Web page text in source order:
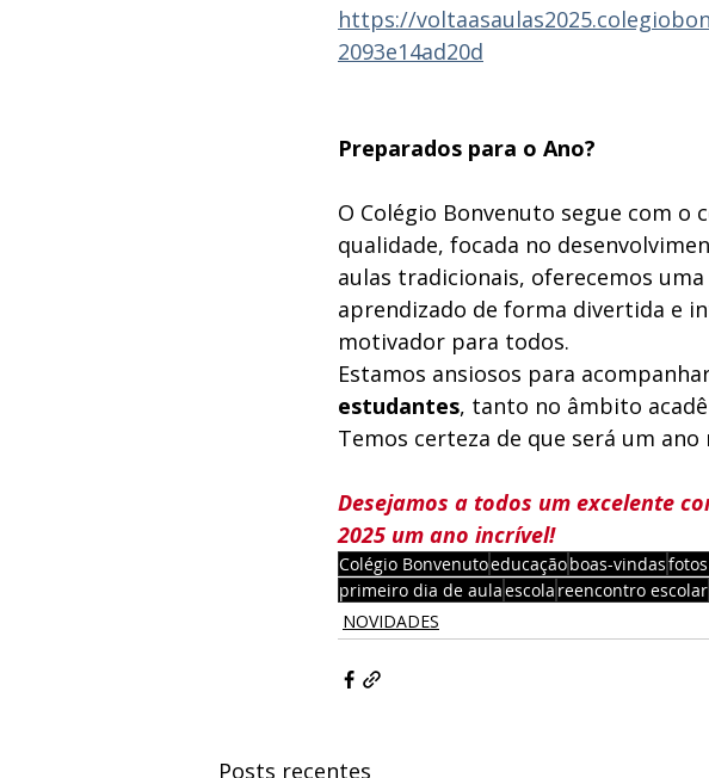
https://
2093e14ad20d
Preparados para o Ano?
O Colégio Bonvenuto segue com o
qualidade, focada no
aulas tradicionais, oferecemos
aprendizado de forma divertida e
motivador para todos.
Estamos ansiosos para
estudantes, tanto no âmbito
Temos certeza de que será um
Desejamos a todos um excelente
2025 um ano incrível!
Colégio Bonvenutoeducaçãoboas-vindas
primeiro dia de aulaescola reencontro escolar
NOVIDADES
Posts recentes